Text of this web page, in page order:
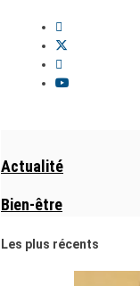
Actualité
Bien-être
Les plus récents